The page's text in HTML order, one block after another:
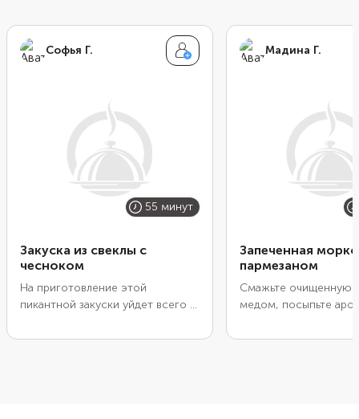
Софья Г.
55 минут
Закуска из свеклы с
чесноком
На приготовление этой
пикантной закуски уйдет всего 5
дождаться ее из духовки.
Мадина Г.
Запеченная
пармезаном
Смажьте очищенную
медом, посыпьте
отправьте в духовку.